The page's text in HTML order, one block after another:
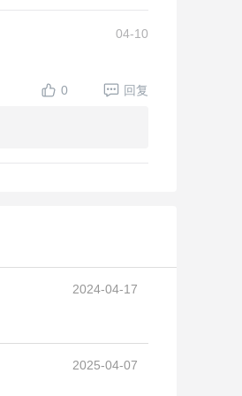
04-10
0 回复
2024-04-17
2025-04-07